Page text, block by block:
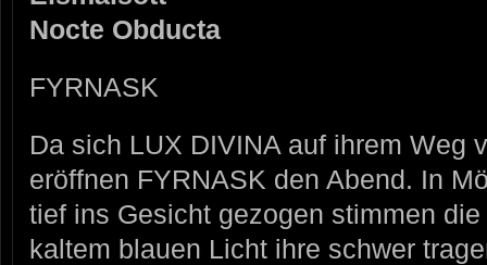
Nocte Obducta
FYRNASK
Da sich LUX DIVINA auf ihrem Weg
eröffnen FYRNASK den Abend. In
tief ins Gesicht gezogen stimmen
kaltem blauen Licht ihre schwer